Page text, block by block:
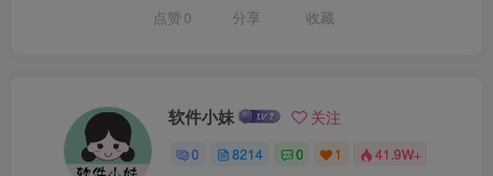
点赞 0 分享 收藏
软件小妹 关注
0 8214 0 1 41.9W+